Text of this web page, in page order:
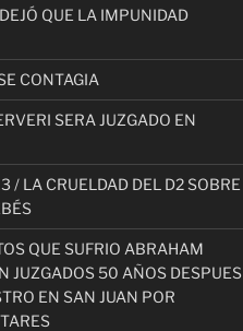
QUE LA IMPUNIDAD
CONTAGIA
SERA JUZGADO EN
/ LA CRUELDAD DEL D2 SOBRE
QUE SUFRIO ABRAHAM
JUZGADOS 50 AÑOS DESPUES
EN SAN JUAN POR